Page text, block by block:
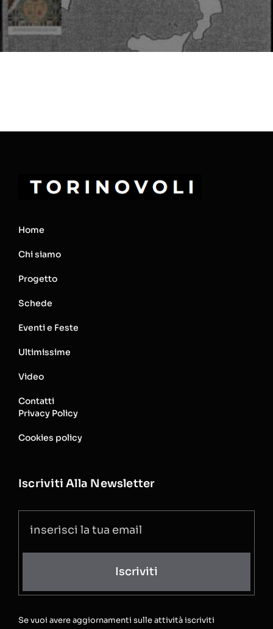
Home
Chi siamo
Progetto
Schede
Eventi e Feste
Ultimissime
Video
Contatti
Privacy Policy
Cookies policy
Iscriviti Alla Newsletter
Iscriviti
Se vuoi avere aggiornamenti sulle attività iscriviti